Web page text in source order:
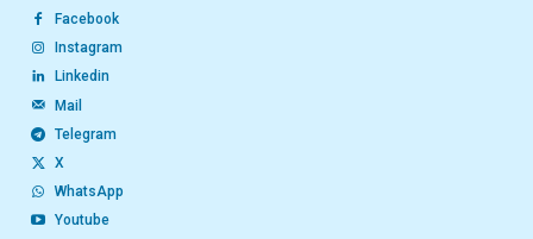
Facebook
Instagram
Linkedin
Mail
Telegram
X
WhatsApp
Youtube